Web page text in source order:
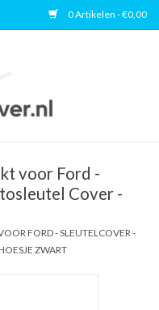
0 Artikelen - €0,00
voor Ford -
Cover -
FORD - SLEUTELCOVER -
ZWART